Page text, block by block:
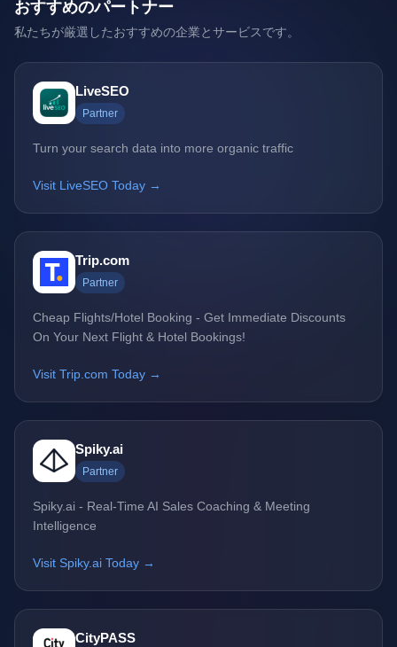
おすすめのパートナー
私たちが厳選したおすすめの企業とサービスです。
LiveSEO
Partner
Turn your search data into more organic traffic
Visit LiveSEO Today →
Trip.com
Partner
Cheap Flights/Hotel Booking - Get Immediate Discounts
On Your Next Flight & Hotel Bookings!
Visit Trip.com Today →
Spiky.ai
Partner
Spiky.ai - Real-Time AI Sales Coaching & Meeting
Intelligence
Visit Spiky.ai Today →
CityPASS